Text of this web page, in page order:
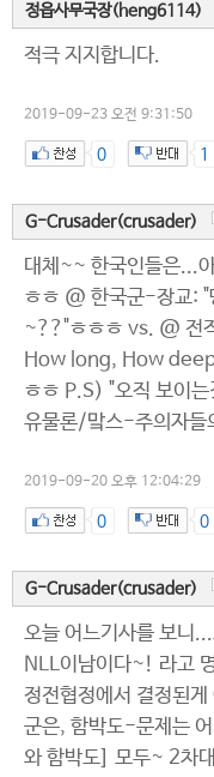
정읍사무국장(heng6114)
적극 지지합니다.
2019-09-23 오전 9:31:50
0 1
G-Crusader(crusader)
대체~~ 한국인들은...
ㅎㅎ @ 한국군-장교:
~??"ㅎㅎㅎ vs. @ 전
How long, How
ㅎㅎ P.S) "오직 보이
유물론/맠스-주의자
2019-09-20 오후 12:04:29
0 0
G-Crusader(crusader)
오늘 어느기사를 보니
NLL이남이다~! 라고
정전협정에서 결정된
군은, 함박도-문제는
와 함박도] 모두~ 2차